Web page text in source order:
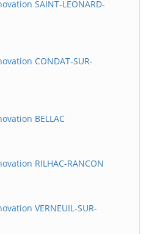
SAINT-LEONARD-
CONDAT-SUR-
BELLAC
RILHAC-RANCON
VERNEUIL-SUR-